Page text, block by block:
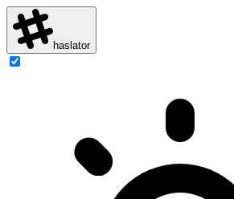
haslator